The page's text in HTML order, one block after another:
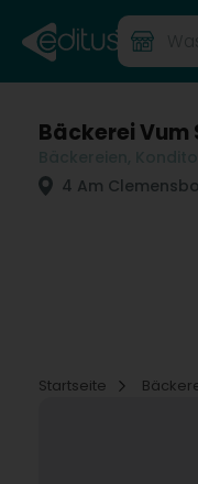
Bäckerei Vum
4 Am
Startseite